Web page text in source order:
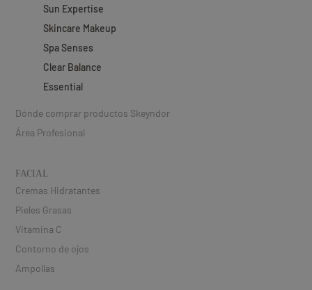
Sun Expertise
Skincare Makeup
Spa Senses
Clear Balance
Essential
Dónde comprar productos Skeyndor
Área Profesional
FACIAL
Cremas Hidratantes
Pieles Grasas
Vitamina C
Contorno de ojos
Ampollas